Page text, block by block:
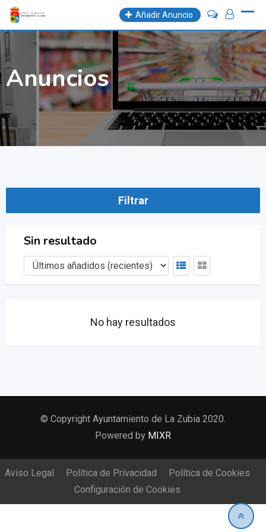
Skip
content
Añadir Anuncio
Anuncios
Filtrar
Sin resultado
No hay resultados
© Copyright Ayuntamiento de La Zubia 2020.
Powered by MIXR
Aviso Legal Política de Privacidad
Política de Cookies
Configuración de Cookies